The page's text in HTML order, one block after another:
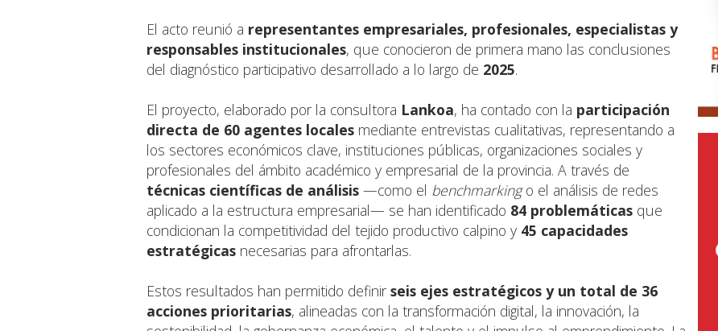
El acto reunió a representantes empresariales, profesionales, especialistas y
responsables institucionales, que conocieron de primera mano las conclusiones
del diagnóstico participativo desarrollado a lo largo de 2025.
El proyecto, elaborado por la consultora Lankoa, ha contado con la participación
directa de 60 agentes locales mediante entrevistas cualitativas, representando a
los sectores económicos clave, instituciones públicas, organizaciones sociales y
profesionales del ámbito académico y empresarial de la provincia. A través de
técnicas científicas de análisis —como el benchmarkingo el análisis de redes
aplicado a la estructura empresarial— se han identificado 84 problemáticas que
condicionan la competitividad del tejido productivo calpino y 45 capacidades
estratégicas necesarias para afrontarlas.
Estos resultados han permitido definir seis ejes estratégicos y un total de 36
acciones prioritarias, alineadas con la transformación digital, la innovación, la